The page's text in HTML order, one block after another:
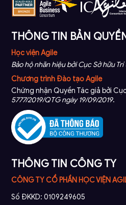
THÔNG TIN BẢN
Học viện Agile
Bảo hộ nhãn hiệu bởi Cục Sở hữu Trí
Chương trình Đào tạo Agile
Chứng nhận Quyền Tác giả bởi
5777/2019/QTG ngày 19/09/2019.
THÔNG TIN CÔNG TY
CÔNG TY CỔ PHẦN HỌC VIỆN
Số ĐKKD: 0109249605